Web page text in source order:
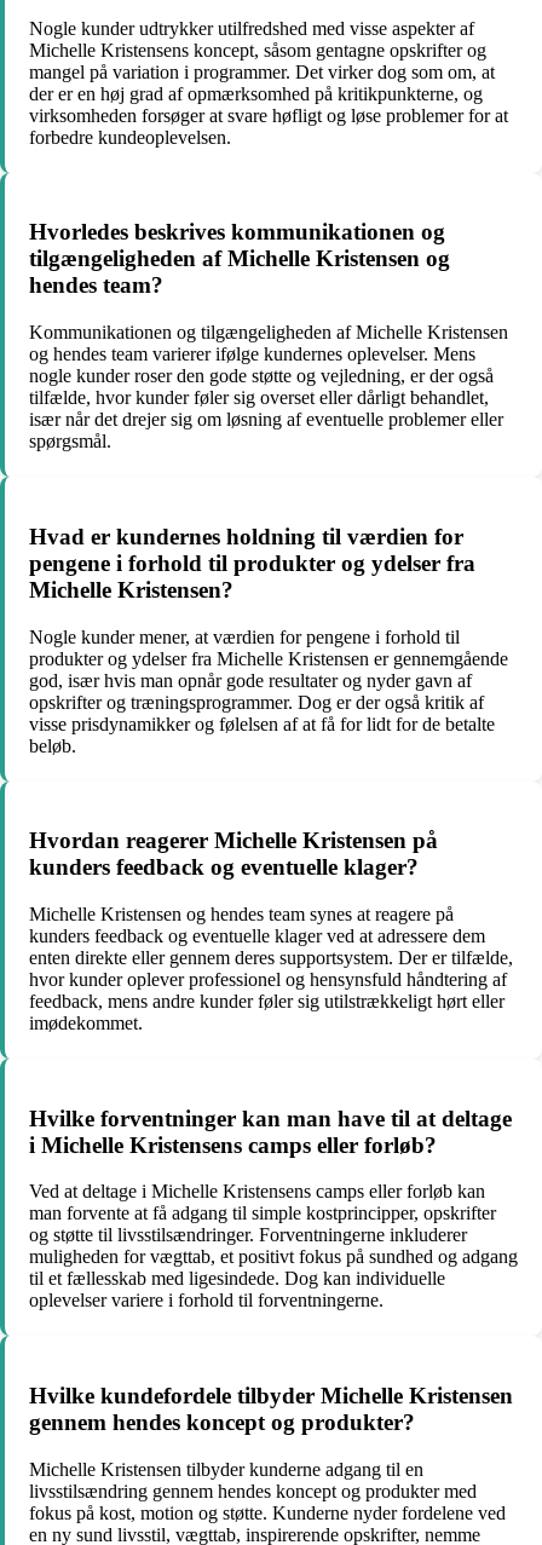
Nogle kunder udtrykker utilfredshed med visse aspekter af
Michelle Kristensens koncept, såsom gentagne opskrifter og
mangel på variation i programmer. Det virker dog som om, at
der er en høj grad af opmærksomhed på kritikpunkterne, og
virksomheden forsøger at svare høfligt og løse problemer for at
forbedre kundeoplevelsen.
Hvorledes beskrives kommunikationen og
tilgængeligheden af Michelle Kristensen og
hendes team?
Kommunikationen og tilgængeligheden af Michelle Kristensen
og hendes team varierer ifølge kundernes oplevelser. Mens
nogle kunder roser den gode støtte og vejledning, er der også
tilfælde, hvor kunder føler sig overset eller dårligt behandlet,
især når det drejer sig om løsning af eventuelle problemer eller
spørgsmål.
Hvad er kundernes holdning til værdien for
pengene i forhold til produkter og ydelser fra
Michelle Kristensen?
Nogle kunder mener, at værdien for pengene i forhold til
produkter og ydelser fra Michelle Kristensen er gennemgående
god, især hvis man opnår gode resultater og nyder gavn af
opskrifter og træningsprogrammer. Dog er der også kritik af
visse prisdynamikker og følelsen af at få for lidt for de betalte
beløb.
Hvordan reagerer Michelle Kristensen på
kunders feedback og eventuelle klager?
Michelle Kristensen og hendes team synes at reagere på
kunders feedback og eventuelle klager ved at adressere dem
enten direkte eller gennem deres supportsystem. Der er tilfælde,
hvor kunder oplever professionel og hensynsfuld håndtering af
feedback, mens andre kunder føler sig utilstrækkeligt hørt eller
imødekommet.
Hvilke forventninger kan man have til at deltage
i Michelle Kristensens camps eller forløb?
Ved at deltage i Michelle Kristensens camps eller forløb kan
man forvente at få adgang til simple kostprincipper, opskrifter
og støtte til livsstilsændringer. Forventningerne inkluderer
muligheden for vægttab, et positivt fokus på sundhed og adgang
til et fællesskab med ligesindede. Dog kan individuelle
oplevelser variere i forhold til forventningerne.
Hvilke kundefordele tilbyder Michelle Kristensen
gennem hendes koncept og produkter?
Michelle Kristensen tilbyder kunderne adgang til en
livsstilsændring gennem hendes koncept og produkter med
fokus på kost, motion og støtte. Kunderne nyder fordelene ved
en ny sund livsstil, vægttab, inspirerende opskrifter, nemme